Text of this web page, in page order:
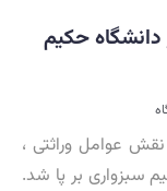
دانشگاه حکیم
عوامل وراثتی ،
سبزواری بر پا شد.